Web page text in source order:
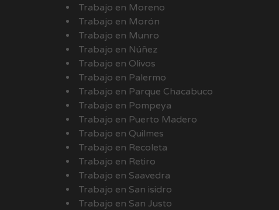
Trabajo en Moreno
Trabajo en Morón
Trabajo en Munro
Trabajo en Núñez
Trabajo en Olivos
Trabajo en Palermo
Trabajo en Parque Chacabuco
Trabajo en Pompeya
Trabajo en Puerto Madero
Trabajo en Quilmes
Trabajo en Recoleta
Trabajo en Retiro
Trabajo en Saavedra
Trabajo en San isidro
Trabajo en San Justo